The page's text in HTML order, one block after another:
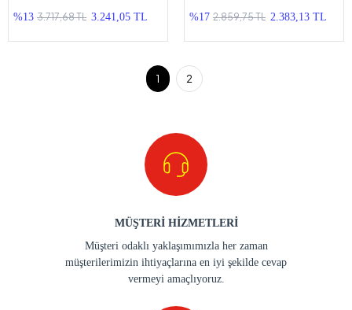
%13 3.717,68 TL 3.241,05 TL %17 2.859,75 TL 2.383,13 TL
1 2
MÜŞTERİ HİZMETLERİ
Müşteri odaklı yaklaşımımızla her zaman
müşterilerimizin ihtiyaçlarına en iyi şekilde cevap
vermeyi amaçlıyoruz.